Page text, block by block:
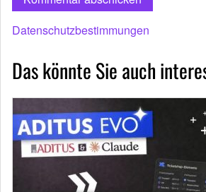
Datenschutzbestimmungen
Das könnte Sie auch